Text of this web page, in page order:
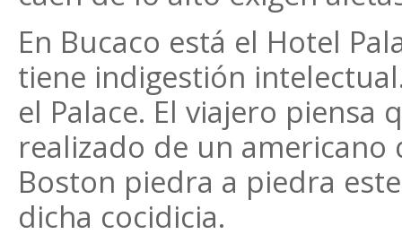
En Bucaco está el Hotel
tiene indigestión
el Palace. El viajero piensa
realizado de un
Boston piedra a piedra
dicha cocidicia.